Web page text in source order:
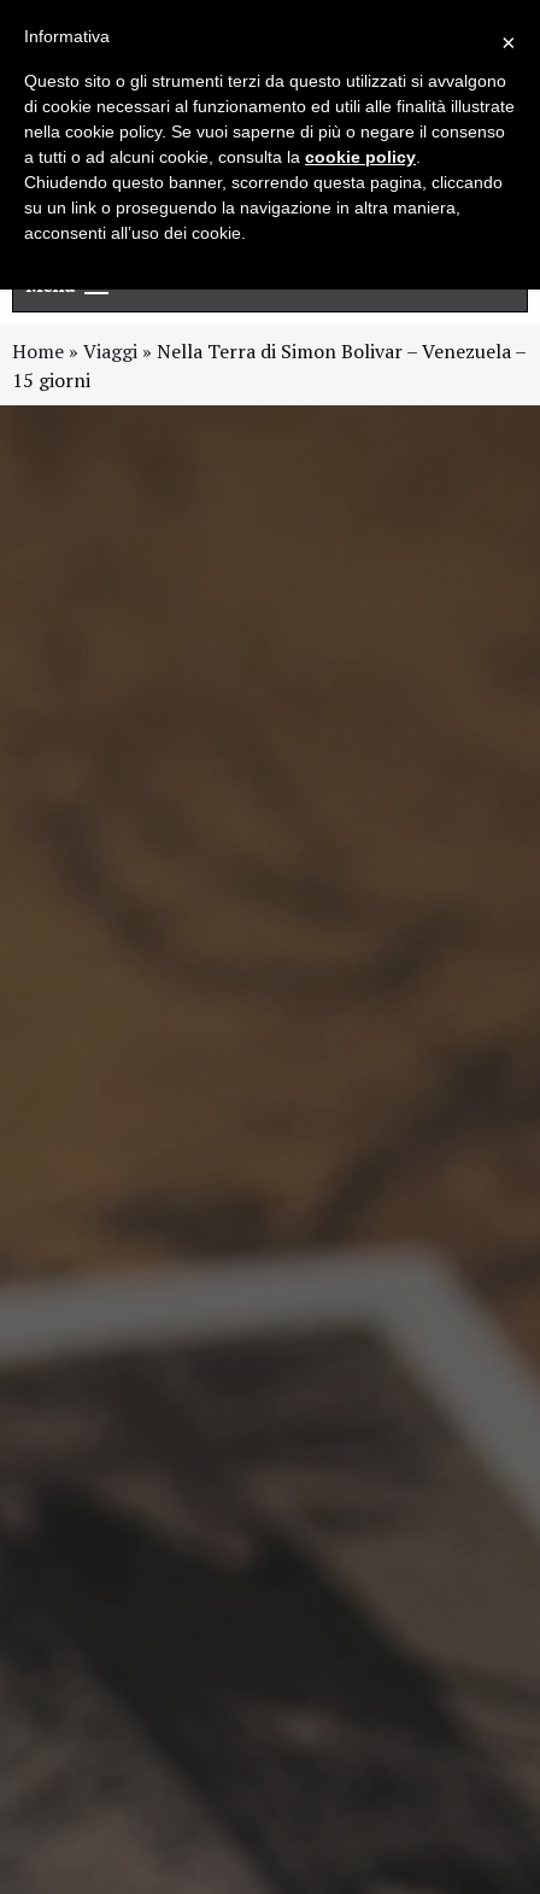
Newsletter
Menu
Home » Viaggi » Nella Terra di Simon Bolivar – Venezuela –
15 giorni
×
Informativa
Questo sito o gli strumenti terzi da questo utilizzati si avvalgono
di cookie necessari al funzionamento ed utili alle finalità illustrate
nella cookie policy. Se vuoi saperne di più o negare il consenso
a tutti o ad alcuni cookie, consulta la cookie policy
Chiudendo questo banner, scorrendo questa pagina, cliccando
su un link o proseguendo la navigazione in altra maniera,
acconsenti all’uso dei cookie.